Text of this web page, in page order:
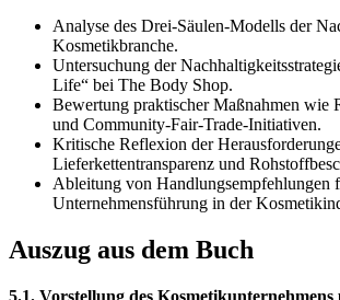
Analyse des Drei-Säulen-Modells der
Kosmetikbranche.
Untersuchung der
Life“ bei The Body Shop.
Bewertung praktischer Maßnahmen wie
und Community-Fair-Trade-Initiativen.
Kritische Reflexion der
Lieferkettentransparenz und
Ableitung von Handlungsempfehlungen
Unternehmensführung in der
Auszug aus dem Buch